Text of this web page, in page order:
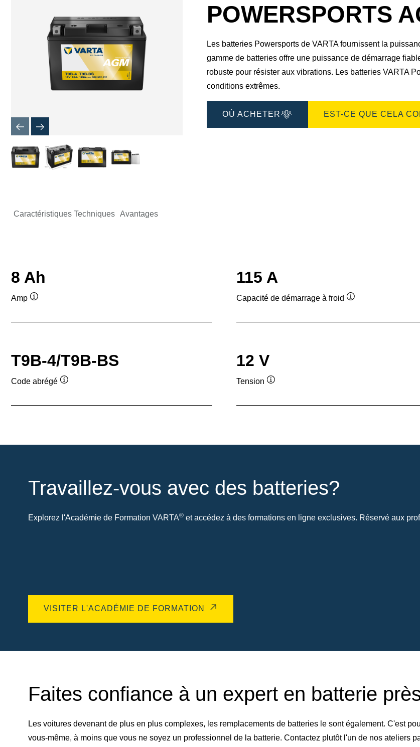
dialogue
de
POWERSPORTS
Les batteries Powersports de VARTA fournissent la
gamme de batteries offre une puissance de démarrage
robuste pour résister aux vibrations. Les batteries VARTA
conditions extrêmes.
OÙ ACHETER EST-CE QUE CELA
Caractéristiques Techniques Avantages
8 Ah
Amp
115 A
Capacité de démarrage à froid
T9B-4/T9B-BS
Code abrégé
12 V
Tension
Travaillez-vous avec des batteries?
Explorez l'Académie de Formation VARTA® et accédez à des formations en ligne exclusives. Réservé aux
VISITER L'ACADÉMIE DE FORMATION
Faites confiance à un expert en batterie
Les voitures devenant de plus en plus complexes, les remplacements de batteries le sont également. C'est
vous-même, à moins que vous ne soyez un professionnel de la batterie. Contactez plutôt l'un de nos ateliers